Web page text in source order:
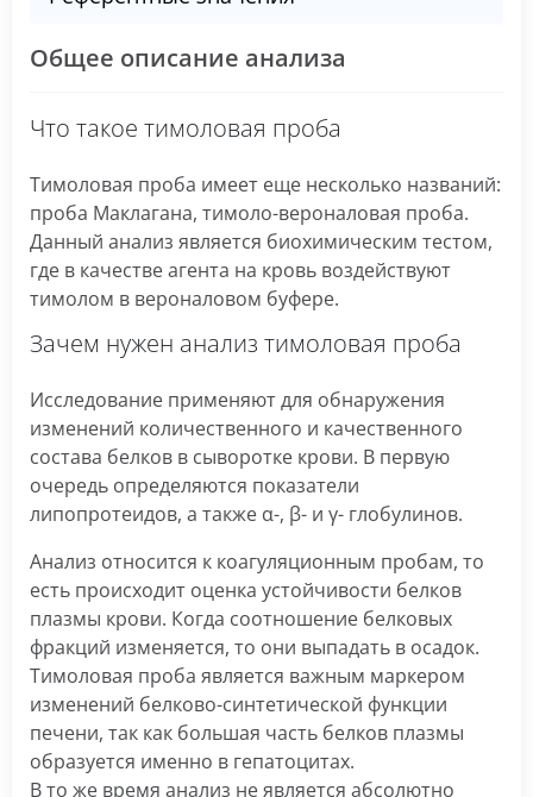
Общее описание анализа
Что такое тимоловая проба
Тимоловая проба имеет еще несколько названий:
проба Маклагана, тимоло-вероналовая проба.
Данный анализ является биохимическим тестом,
где в качестве агента на кровь воздействуют
тимолом в вероналовом буфере.
Зачем нужен анализ тимоловая проба
Исследование применяют для обнаружения
изменений количественного и качественного
состава белков в сыворотке крови. В первую
очередь определяются показатели
липопротеидов, а также α-, β- и γ- глобулинов.
Анализ относится к коагуляционным пробам, то
есть происходит оценка устойчивости белков
плазмы крови. Когда соотношение белковых
фракций изменяется, то они выпадать в осадок.
Тимоловая проба является важным маркером
изменений белково-синтетической функции
печени, так как большая часть белков плазмы
образуется именно в гепатоцитах.
В то же время анализ не является абсолютно